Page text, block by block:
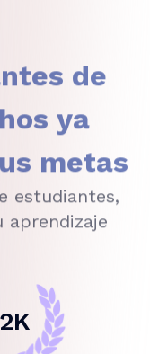
de
ya
metas
estudiantes,
aprendizaje